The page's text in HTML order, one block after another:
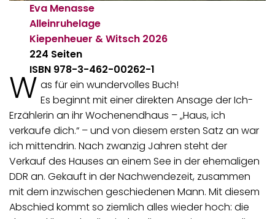
Eva Menasse
Alleinruhelage
Kiepenheuer & Witsch 2026
224 Seiten
ISBN 978-3-462-00262-1
W as für ein wundervolles Buch!
Es beginnt mit einer direkten Ansage der Ich-
Erzählerin an ihr Wochenendhaus – „Haus, ich
verkaufe dich.“ – und von diesem ersten Satz an war
ich mittendrin. Nach zwanzig Jahren steht der
Verkauf des Hauses an einem See in der ehemaligen
DDR an. Gekauft in der Nachwendezeit, zusammen
mit dem inzwischen geschiedenen Mann. Mit diesem
Abschied kommt so ziemlich alles wieder hoch: die